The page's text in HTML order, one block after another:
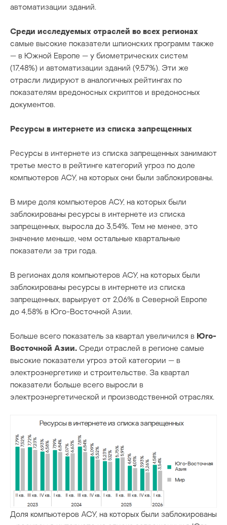
автоматизации зданий.
Среди исследуемых отраслей во всех регионах
самые высокие показатели шпионских программ также
— в Южной Европе — у биометрических систем
(17,48%) и автоматизации зданий (9,57%). Эти же
отрасли лидируют в аналогичных рейтингах по
показателям вредоносных скриптов и вредоносных
документов.
Ресурсы в интернете из списка запрещенных
Ресурсы в интернете из списка запрещенных занимают
третье место в рейтинге категорий угроз по доле
компьютеров АСУ, на которых они были заблокированы.
В мире доля компьютеров АСУ, на которых были
заблокированы ресурсы в интернете из списка
запрещенных, выросла до 3,54%. Тем не менее, это
значение меньше, чем остальные квартальные
показатели за три года.
В регионах доля компьютеров АСУ, на которых были
заблокированы ресурсы в интернете из списка
запрещенных, варьирует от 2,06% в Северной Европе
до 4,58% в Юго-Восточной Азии.
Больше всего показатель за квартал увеличился в Юго-
Восточной Азии. Среди отраслей в регионе самые
высокие показатели угроз этой категории — в
электроэнергетике и строительстве. За квартал
показатели больше всего выросли в
электроэнергетической и производственной отраслях.
Доля компьютеров АСУ, на которых были заблокированы